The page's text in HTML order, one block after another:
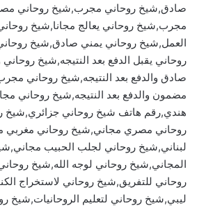
صادق,شيخ روحاني مجرب,شيخ روحاني
مجرب,شيخ روحاني يعالج مجانا,شيخ روحاني
العمل,شيخ روحاني يمني صادق,شيخ
روحاني يقبل الدفع بعد النتيجه,شيخ
صادق والدفع بعد النتيجه,شيخ روحاني
مضمون والدفع بعد النتيجه,شيخ روحاني
هندي,رقم هاتف شيخ روحاني جزائري,شيخ
روحاني مصري مجاني,شيخ روحاني مغربي
لبناني,شيخ روحاني لجلب الحبيب
المجاني,شيخ روحاني لوجه الله,شيخ
روحاني للتفريق,شيخ روحاني لاستخراج
ليبي,شيخ روحاني لتعليم الروحانيات,شيخ